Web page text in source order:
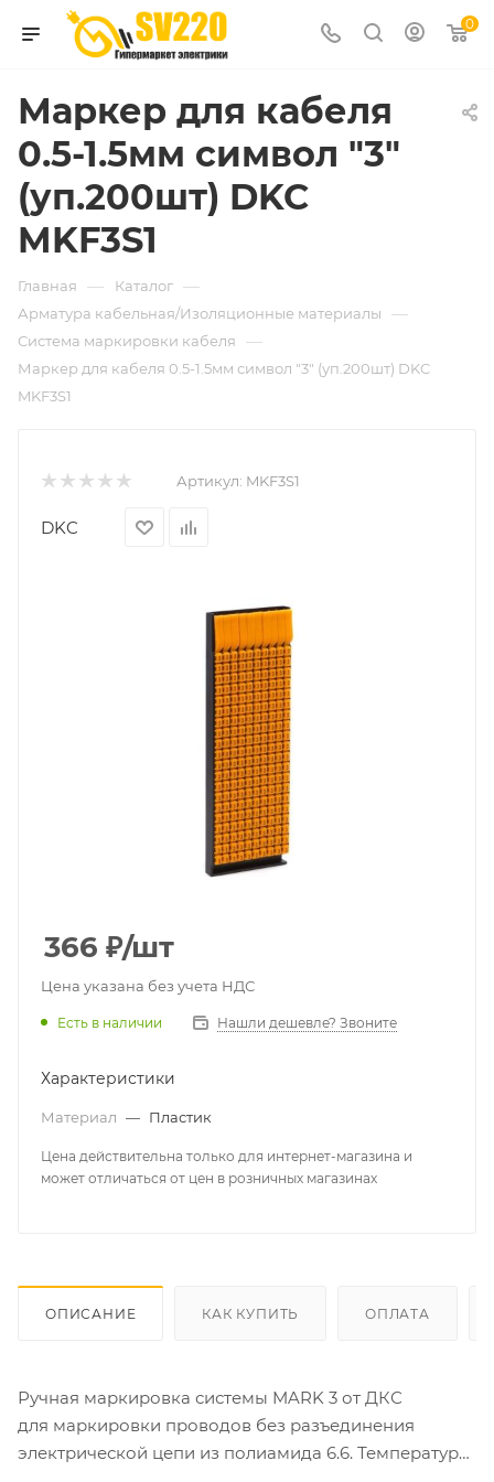
0
Маркер для кабеля
0.5-1.5мм символ "3"
(уп.200шт) DKC
MKF3S1
Главная — Каталог —
Арматура кабельная/Изоляционные материалы —
Система маркировки кабеля —
Маркер для кабеля 0.5-1.5мм символ "3" (уп.200шт) DKC
MKF3S1
Артикул: MKF3S1
DKC
366 ₽/шт
Цена указана без учета НДС
Есть в наличии Нашли дешевле? Звоните
Характеристики
Материал — Пластик
Цена действительна только для интернет-магазина и
может отличаться от цен в розничных магазинах
ОПИСАНИЕ КАК КУПИТЬ ОПЛАТА
Ручная маркировка системы MARK 3 от ДКС
для маркировки проводов без разъединения
электрической цепи из полиамида 6.6. Температура